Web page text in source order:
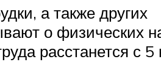
а также других
о физических
расстанется с 5